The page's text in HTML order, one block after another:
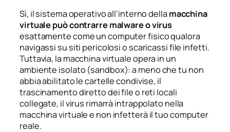
Sì, il sistema operativo all’interno dellamacchina
virtuale può contrarre malware o virus
esattamente come un computer fisico qualora
navigassi su siti pericolosi o scaricassi file infetti.
Tuttavia, la macchina virtuale opera in un
ambiente isolato (sandbox): a meno che tu non
abbia abilitato le cartelle condivise, il
trascinamento diretto dei file o reti locali
collegate, il virus rimarrà intrappolato nella
macchina virtuale e non infetterà il tuo computer
reale.